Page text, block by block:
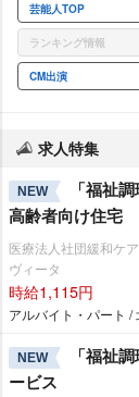
芸能人TOP
ランキング情報
CM出演
求人特集
NEW
「福祉
高齢者向け住宅
医療法人社団緩和ケ
ヴィータ
時給1,115円
アルバイト・パート /
NEW
「福祉
ービス